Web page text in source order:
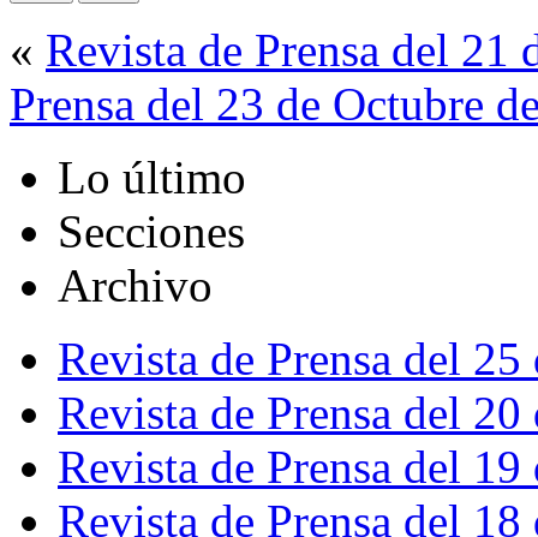
« Revista de Prensa del 21
Prensa del 23 de Octubre
Lo último
Secciones
Archivo
Revista de Prensa del
Revista de Prensa del
Revista de Prensa del
Revista de Prensa del